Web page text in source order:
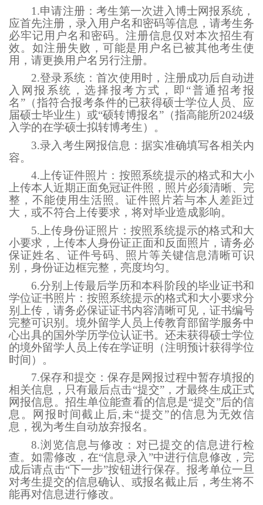
1.申请注册：考生第一次进入博士网报系统，
应首先注册，录入用户名和密码等信息，请考生务
必牢记用户名和密码。注册信息仅对本次招生有
效。如注册失败，可能是用户名已被其他考生使
用，请更换用户名另行注册。
2.登录系统：首次使用时，注册成功后自动进
入网报系统，选择报考方式，即“普通招考报
名”（指符合报考条件的已获得硕士学位人员、应
届硕士毕业生）或“硕转博报名”（指高能所2024级
入学的在学硕士拟转博考生）。
3.录入考生网报信息：据实准确填写各相关内
容。
4.上传证件照片：按照系统提示的格式和大小
上传本人近期正面免冠证件照，照片必须清晰、完
整，不能使用生活照。证件照片若与本人差距过
大，或不符合上传要求，将对毕业造成影响。
5.上传身份证照片：按照系统提示的格式和大
小要求，上传本人身份证正面和反面照片，请务必
保证姓名、证件号码、照片等关键信息清晰可识
别，身份证边框完整，亮度均匀。
6.分别上传最后学历和本科阶段的毕业证书和
学位证书照片：按照系统提示的格式和大小要求分
别上传，请务必保证证书内容清晰可见，证书编号
完整可识别。境外留学人员上传教育部留学服务中
心出具的国外学历学位认证书。还未获得硕士学位
的境外留学人员上传在学证明（注明预计获得学位
时间）。
7.保存和提交：保存是网报过程中暂存填报的
相关信息，只有最后点击“提交”，才最终生成正式
网报信息。招生单位能查看的信息是“提交”后的信
息。网报时间截止后,未“提交”的信息为无效信
息，视为考生自动放弃报名。
8.浏览信息与修改：对已提交的信息进行检
查。如需修改，在“信息录入”中进行信息修改，完
成后请点击“下一步”按钮进行保存。报考单位一旦
对考生提交的信息确认、或报名截止后，考生将不
能再对信息进行修改。